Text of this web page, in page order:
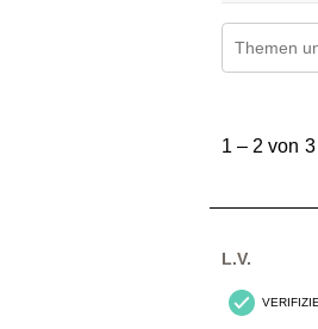
bis
Bewertungen.
1 – 2 von 3
L.V.